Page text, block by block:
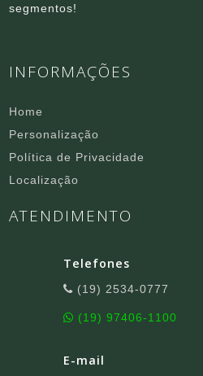
segmentos!
INFORMAÇÕES
Home
Personalização
Política de Privacidade
Localização
ATENDIMENTO
Telefones
(19) 2534-0777
(19) 97406-1100
E-mail